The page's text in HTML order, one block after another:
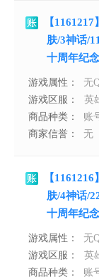
【
肤/3神话/
十周年纪
游戏属性：
无
游戏区服：
英
商品种类：
账
商家信誉：
无
【
肤/4神话/
十周年纪
游戏属性：
无
游戏区服：
英
商品种类：
账